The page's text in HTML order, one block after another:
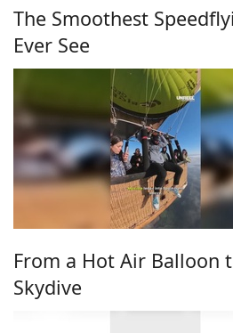
The Smoothest
Ever See
From a Hot Air Balloon
Skydive